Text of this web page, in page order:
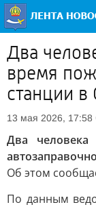
Два
время
станции в
13 мая 2026, 17:58
Два
Об этом
По данным